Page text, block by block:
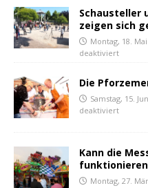
Schausteller
zeigen sich
Montag, 18. Mai
deaktiviert
Die
Samstag, 15.
deaktiviert
Kann die
Montag, 27.